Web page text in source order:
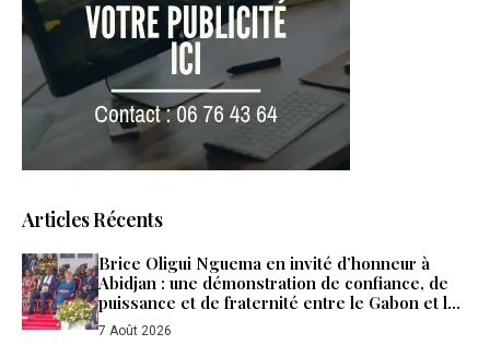
Articles Récents
Brice Oligui Nguema en invité d’honneur à
Abidjan : une démonstration de confiance, de
puissance et de fraternité entre le Gabon et la
Côte d’Ivoire
7 Août 2026